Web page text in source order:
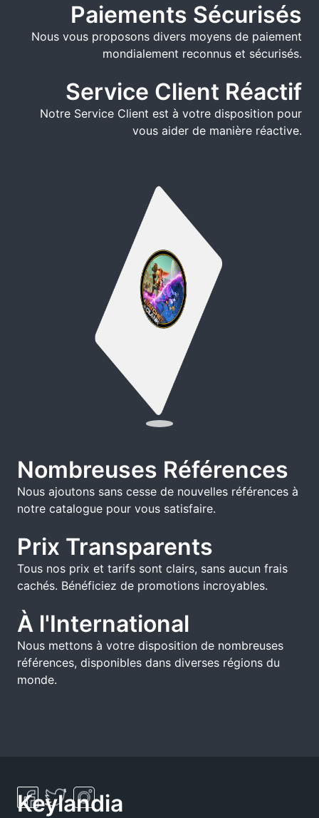
Paiements Sécurisés
Nous vous proposons divers moyens de paiement
mondialement reconnus et sécurisés.
Service Client Réactif
Notre Service Client est à votre disposition pour
vous aider de manière réactive.
Nombreuses Références
Nous ajoutons sans cesse de nouvelles références à
notre catalogue pour vous satisfaire.
Prix Transparents
Tous nos prix et tarifs sont clairs, sans aucun frais
cachés. Bénéficiez de promotions incroyables.
À l'International
Nous mettons à votre disposition de nombreuses
références, disponibles dans diverses régions du
monde.
Keylandia